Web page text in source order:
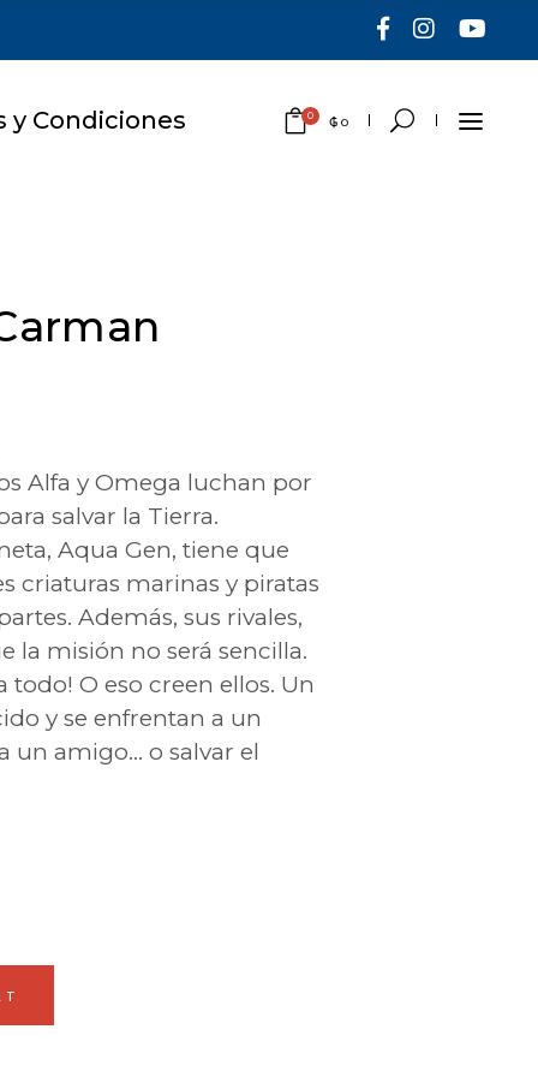
y Condiciones 0 ₲ 0
Alfa y Omega luchan por
salvar la Tierra.
Aqua Gen, tiene que
criaturas marinas y piratas
Además, sus rivales,
la misión no será sencilla.
todo! O eso creen ellos. Un
y se enfrentan a un
un amigo… o salvar el